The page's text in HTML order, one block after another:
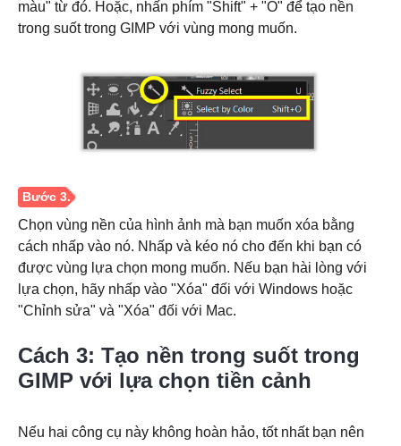
màu" từ đó. Hoặc, nhấn phím "Shift" + "O" để tạo nền
trong suốt trong GIMP với vùng mong muốn.
Chọn vùng nền của hình ảnh mà bạn muốn xóa bằng
cách nhấp vào nó. Nhấp và kéo nó cho đến khi bạn có
được vùng lựa chọn mong muốn. Nếu bạn hài lòng với
lựa chọn, hãy nhấp vào "Xóa" đối với Windows hoặc
"Chỉnh sửa" và "Xóa" đối với Mac.
Cách 3: Tạo nền trong suốt trong
GIMP với lựa chọn tiền cảnh
Nếu hai công cụ này không hoàn hảo, tốt nhất bạn nên